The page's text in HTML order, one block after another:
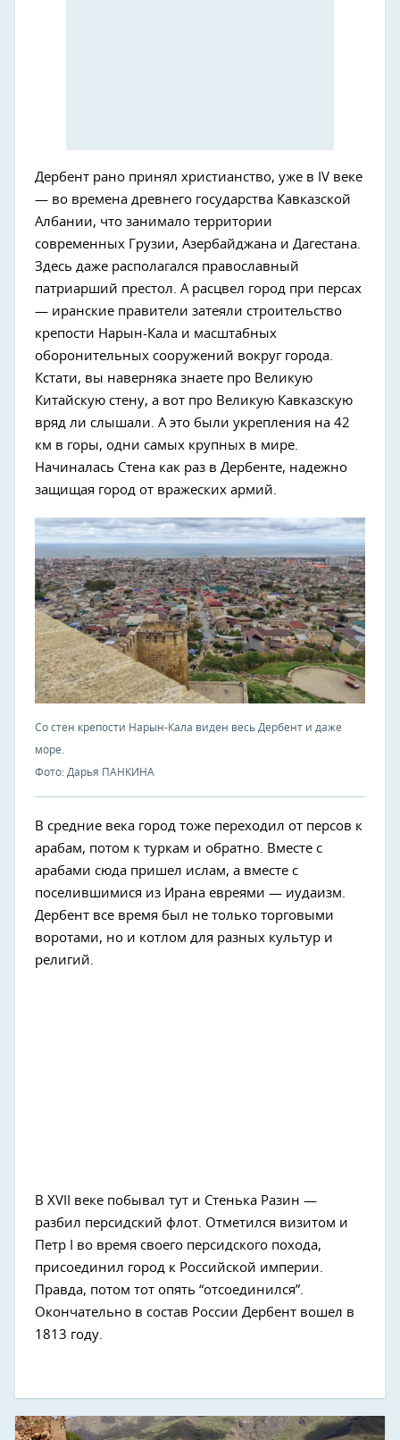
Дербент рано принял христианство, уже в IV веке
— во времена древнего государства Кавказской
Албании, что занимало территории
современных Грузии, Азербайджана и Дагестана.
Здесь даже располагался православный
патриарший престол. А расцвел город при персах
— иранские правители затеяли строительство
крепости Нарын-Кала и масштабных
оборонительных сооружений вокруг города.
Кстати, вы наверняка знаете про Великую
Китайскую стену, а вот про Великую Кавказскую
вряд ли слышали. А это были укрепления на 42
км в горы, одни самых крупных в мире.
Начиналась Стена как раз в Дербенте, надежно
защищая город от вражеских армий.
Со стен крепости Нарын-Кала виден весь Дербент и даже
море.
Фото: Дарья ПАНКИНА
В средние века город тоже переходил от персов к
арабам, потом к туркам и обратно. Вместе с
арабами сюда пришел ислам, а вместе с
поселившимися из Ирана евреями — иудаизм.
Дербент все время был не только торговыми
воротами, но и котлом для разных культур и
религий.
В XVII веке побывал тут и Стенька Разин —
разбил персидский флот. Отметился визитом и
Петр I во время своего персидского похода,
присоединил город к Российской империи.
Правда, потом тот опять “отсоединился”.
Окончательно в состав России Дербент вошел в
1813 году.